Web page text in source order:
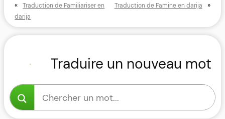
«
Traduction de Familiariser en
darija
Traduction de Famine en darija »
Traduire un nouveau mot